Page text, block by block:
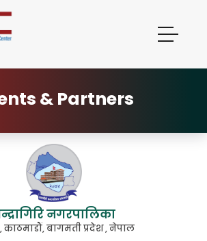
& Partners
नगरपालिका
बागमती प्रदेश , नेपाल